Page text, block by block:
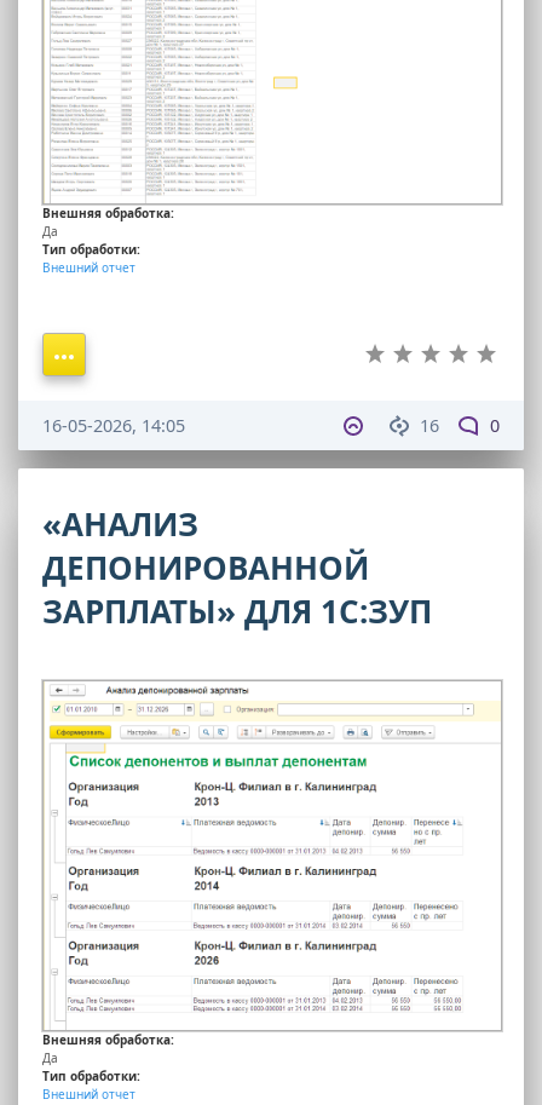
Внешняя обработка:
Да
Тип обработки:
Внешний отчет
16 0
16-05-2026, 14:05
«АНАЛИЗ
ДЕПОНИРОВАННОЙ
ЗАРПЛАТЫ» ДЛЯ 1С:ЗУП
Внешняя обработка:
Да
Тип обработки:
Внешний отчет